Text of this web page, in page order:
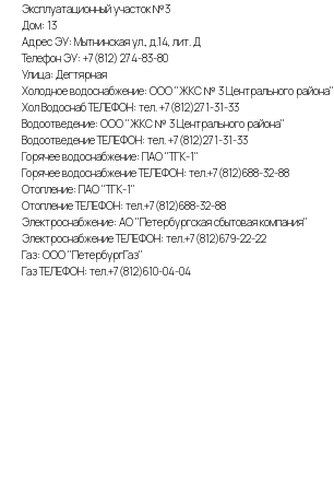
Эксплуатационный участок №3
Дом: 13
Адрес ЭУ: Мытнинская ул., д.14, лит. Д
Телефон ЭУ: +7(812) 274-83-80
Улица: Дегтярная
Холодное водоснабжение: ООО "ЖКС № 3 Центрального района"
Хол Водоснаб ТЕЛЕФОН: тел. +7(812)271-31-33
Водоотведение: ООО "ЖКС № 3 Центрального района"
Водоотведение ТЕЛЕФОН: тел. +7(812)271-31-33
Горячее водоснабжение: ПАО "ТГК-1"
Горячее водоснабжение ТЕЛЕФОН: тел.+7(812)688-32-88
Отопление: ПАО "ТГК-1"
Отопление ТЕЛЕФОН: тел.+7(812)688-32-88
Электроснабжение: АО "Петербургская сбытовая компания"
Электроснабжение ТЕЛЕФОН: тел.+7(812)679-22-22
Газ: ООО "ПетербургГаз"
Газ ТЕЛЕФОН: тел.+7(812)610-04-04